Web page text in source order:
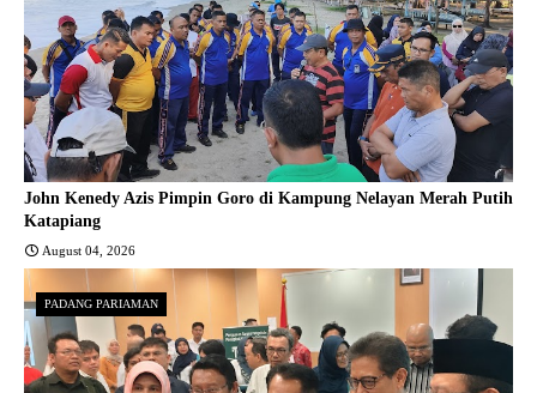
John Kenedy Azis Pimpin Goro di Kampung Nelayan Merah Putih
Katapiang
August 04, 2026
PADANG PARIAMAN